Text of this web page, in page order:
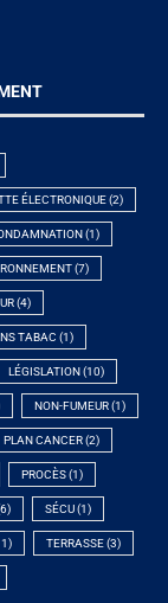
ÉLECTRONIQUE(2)
(1)
(7)
(4)
TABAC (1)
LÉGISLATION (10)
NON-FUMEUR(1)
PLAN CANCER(2)
PROCÈS(1)
SÉCU(1)
TERRASSE(3)